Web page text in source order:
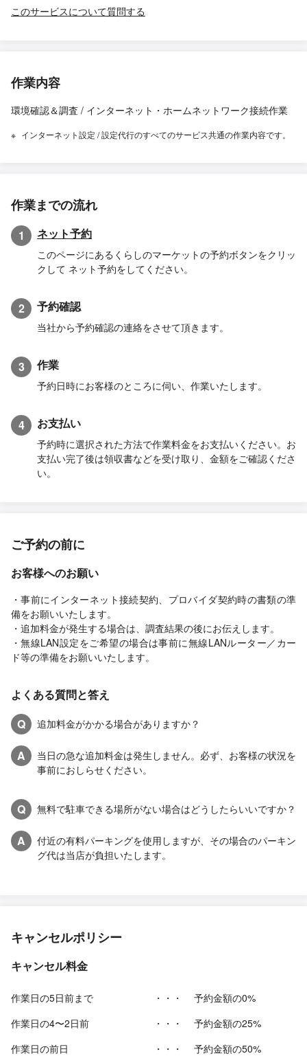
このサービスについて質問する
作業内容
環境確認＆調査 / インターネット・ホームネットワーク接続作業
インターネット設定 / 設定代行のすべてのサービス共通の作業内容です。
作業までの流れ
1 ネット予約
このページにあるくらしのマーケットの予約ボタンをクリッ
クして ネット予約をしてください。
2 予約確認
当社から予約確認の連絡をさせて頂きます。
3 作業
予約日時にお客様のところに伺い、作業いたします。
4 お支払い
予約時に選択された方法で作業料金をお支払いください。お
支払い完了後は領収書などを受け取り、金額をご確認くださ
い。
ご予約の前に
お客様へのお願い
・事前にインターネット接続契約、プロバイダ契約時の書類の準
備をお願いいたします。
・追加料金が発生する場合は、調査結果の後にお伝えします。
・無線LAN設定をご希望の場合は事前に無線LANルーター／カー
ド等の準備をお願いいたします。
よくある質問と答え
Q
追加料金がかかる場合がありますか？
A
当日の急な追加料金は発生しません。必ず、お客様の状況を
事前におしらせください。
Q 無料で駐車できる場所がない場合はどうしたらいいですか？
A
付近の有料パーキングを使用しますが、その場合のパーキン
グ代は当店が負担いたします。
キャンセルポリシー
キャンセル料金
作業日の5日前まで ・・・
予約金額の0%
作業日の4〜2日前
・・・
予約金額の25%
作業日の前日
・・・
予約金額の50%